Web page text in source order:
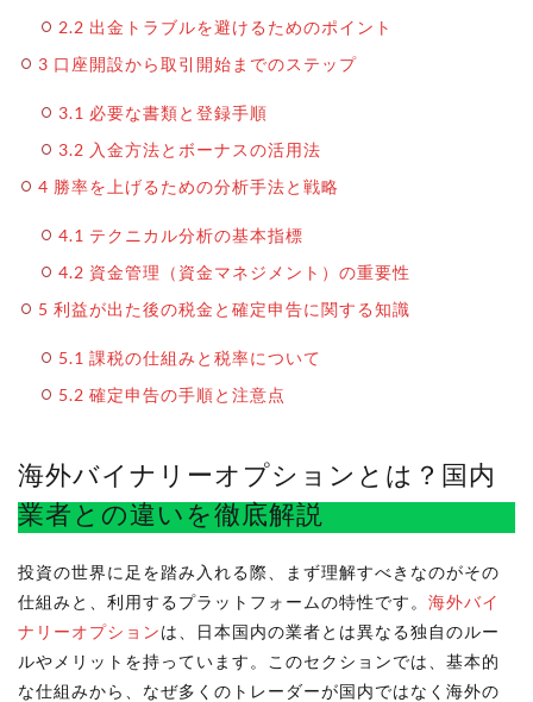
2.2 出金トラブルを避けるためのポイント
3 口座開設から取引開始までのステップ
3.1 必要な書類と登録手順
3.2 入金方法とボーナスの活用法
4 勝率を上げるための分析手法と戦略
4.1 テクニカル分析の基本指標
4.2 資金管理（資金マネジメント）の重要性
5 利益が出た後の税金と確定申告に関する知識
5.1 課税の仕組みと税率について
5.2 確定申告の手順と注意点
海外バイナリーオプションとは？国内
業者との違いを徹底解説
投資の世界に足を踏み入れる際、まず理解すべきなのがその
仕組みと、利用するプラットフォームの特性です。 海外バイ
ナリーオプションは、日本国内の業者とは異なる独自のルー
ルやメリットを持っています。このセクションでは、基本的
な仕組みから、なぜ多くのトレーダーが国内ではなく海外の